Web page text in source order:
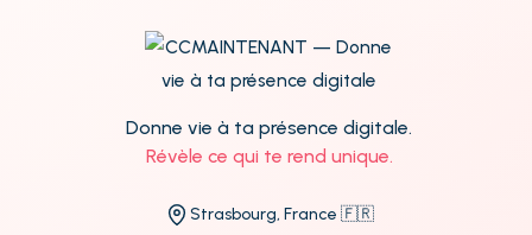
Donne vie à ta présence digitale.
Révèle ce qui te rend unique.
Strasbourg, France 🇫🇷